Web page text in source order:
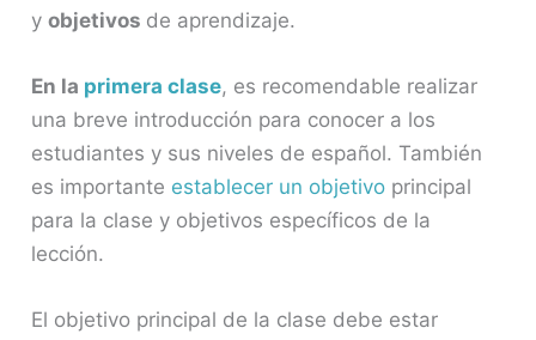
yobjetivos de aprendizaje.
En la primera clase, es recomendable realizar
una breve introducción para conocer a los
estudiantes y sus niveles de español. También
es importante establecer un objetivo principal
para la clase y objetivos específicos de la
lección.
El objetivo principal de la clase debe estar